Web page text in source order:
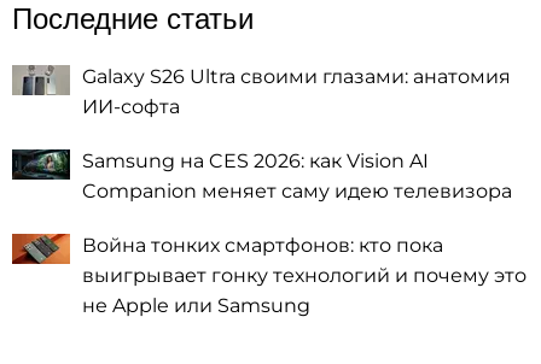
Последние статьи
Galaxy S26 Ultra своими глазами: анатомия
ИИ-софта
Samsung на CES 2026: как Vision AI
Companion меняет саму идею телевизора
Война тонких смартфонов: кто пока
выигрывает гонку технологий и почему это
не Apple или Samsung